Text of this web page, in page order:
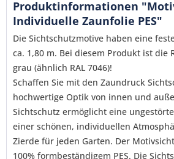
Ich habe dieDatenschutzerklärung
Produktinformationen
Individuelle Zaunfolie PES"
Die Sichtschutzmotive haben eine
ca. 1,80 m. Bei diesem Produkt ist die
grau (ähnlich RAL 7046)!
Schaffen Sie mit den Zaundruck
hochwertige Optik von innen und
Sichtschutz ermöglicht eine
einer schönen, individuellen
Zierde für jeden Garten. Der
100% formbeständigem PES. Die